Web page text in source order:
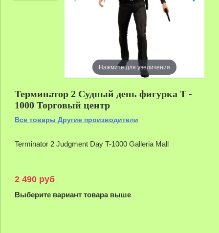
Нажмите для увеличения
Терминатор 2 Судный день фигурка T -
1000 Торговый центр
Все товары Другие производители
Terminator 2 Judgment Day T-1000 Galleria Mall
2 490 руб
Выберите вариант товара выше